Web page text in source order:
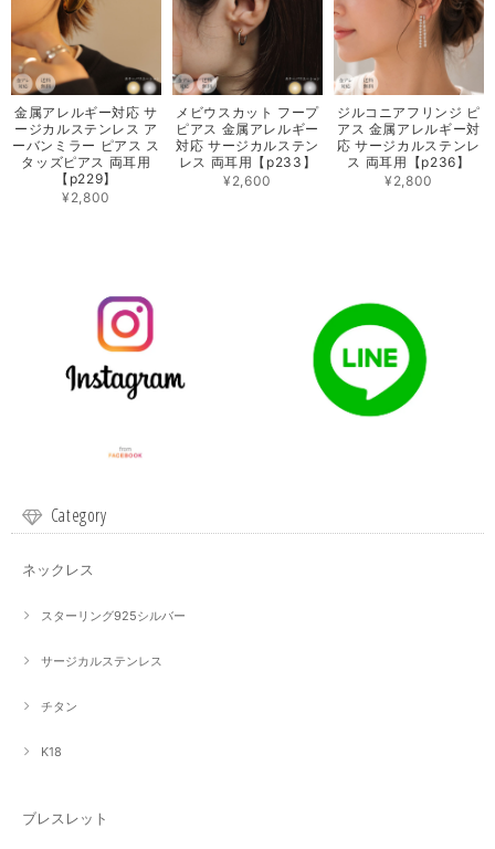
金属アレルギー対応 サ
ージカルステンレス ア
ーバンミラー ピアス ス
タッズピアス 両耳用
【p229】
¥2,800
メビウスカット フープ
ピアス 金属アレルギー
対応 サージカルステン
レス 両耳用【p233】
¥2,600
ジルコニアフリンジ ピ
アス 金属アレルギー対
応 サージカルステンレ
ス 両耳用【p236】
¥2,800
Category
ネックレス
スターリング925シルバー
サージカルステンレス
チタン
K18
ブレスレット